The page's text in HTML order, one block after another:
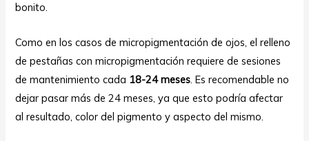
bonito.
Como en los casos de micropigmentación de ojos, el relleno
de pestañas con micropigmentación requiere de sesiones
de mantenimiento cada 18-24 meses . Es recomendable no
dejar pasar más de 24 meses, ya que esto podría afectar
al resultado, color del pigmento y aspecto del mismo.